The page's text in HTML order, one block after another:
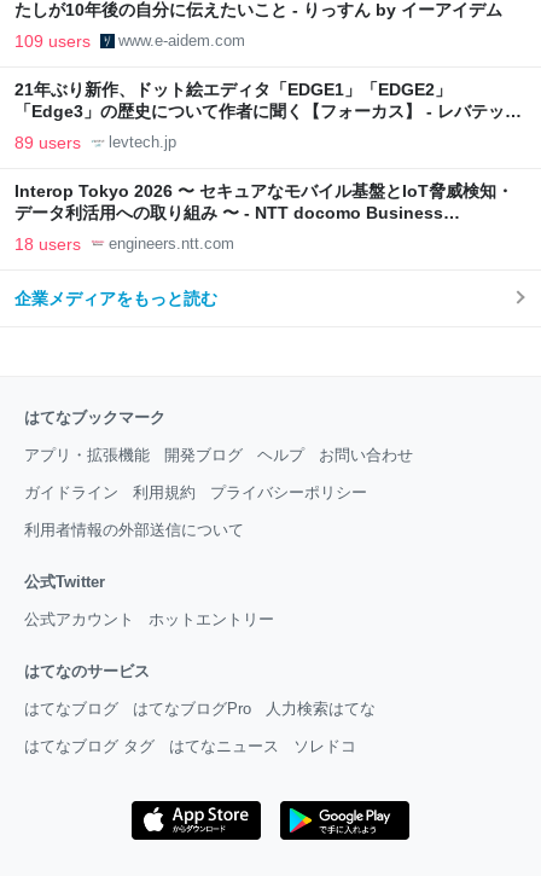
たしが10年後の自分に伝えたいこと - りっすん by イーアイデム
109 users www.e-aidem.com
21年ぶり新作、ドット絵エディタ「EDGE1」「EDGE2」
「Edge3」の歴史について作者に聞く【フォーカス】 - レバテック
LAB
89 users levtech.jp
Interop Tokyo 2026 〜 セキュアなモバイル基盤とIoT脅威検知・
データ利活用への取り組み 〜 - NTT docomo Business
Engineers' Blog
18 users engineers.ntt.com
企業メディアをもっと読む
はてなブックマーク
アプリ・拡張機能 開発ブログ ヘルプ お問い合わせ
ガイドライン 利用規約 プライバシーポリシー
利用者情報の外部送信について
公式Twitter
公式アカウント ホットエントリー
はてなのサービス
はてなブログ はてなブログPro 人力検索はてな
はてなブログ タグ はてなニュース ソレドコ